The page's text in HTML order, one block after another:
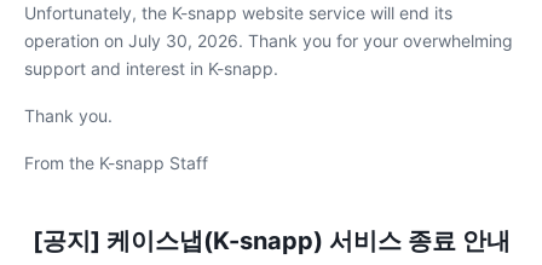
Unfortunately, the K-snapp website service will end its
operation on July 30, 2026. Thank you for your overwhelming
support and interest in K-snapp.
Thank you.
From the K-snapp Staff
[공지] 케이스냅(K-snapp) 서비스 종료 안내